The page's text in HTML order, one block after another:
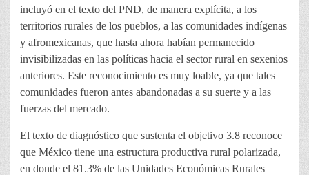
incluyó en el texto del PND, de manera explícita, a los
territorios rurales de los pueblos, a las comunidades indígenas
y afromexicanas, que hasta ahora habían permanecido
invisibilizadas en las políticas hacia el sector rural en sexenios
anteriores. Este reconocimiento es muy loable, ya que tales
comunidades fueron antes abandonadas a su suerte y a las
fuerzas del mercado.
El texto de diagnóstico que sustenta el objetivo 3.8 reconoce
que México tiene una estructura productiva rural polarizada,
en donde el 81.3% de las Unidades Económicas Rurales